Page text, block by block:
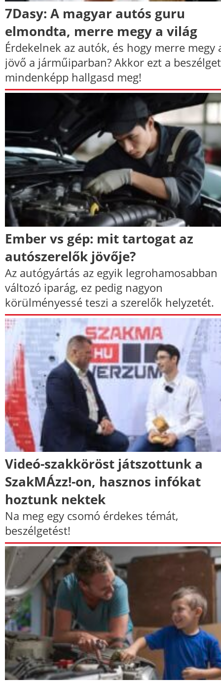
7Dasy: A magyar autós guru
elmondta, merre megy a világ
Érdekelnek az autók, és hogy merre megy
jövő a járműiparban? Akkor ezt a
mindenképp hallgasd meg!
Ember vs gép: mit tartogat az
autószerelők jövője?
Az autógyártás az egyik legrohamosabban
változó iparág, ez pedig nagyon
körülményessé teszi a szerelők helyzetét.
Videó-szakköröst játszottunk a
SzakMÁzz!-on, hasznos infókat
hoztunk nektek
Na meg egy csomó érdekes témát,
beszélgetést!